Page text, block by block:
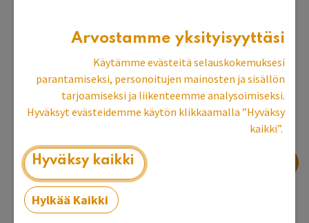
EdellinenArvostamme yksityisyyttäsi
Käytämme evästeitä selauskokemuksesi
parantamiseksi, personoitujen mainosten ja sisällön
tarjoamiseksi ja liikenteemme analysoimiseksi.
Hyväksyt evästeidemme käytön klikkaamalla ”Hyväksy
kaikki”.
Hyväksy kaikki
Hylkää Kaikki